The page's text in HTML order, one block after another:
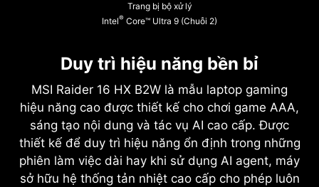
Trang bị bộ xử lý
Intel® Core™ Ultra 9 (Chuỗi 2)
Duy trì hiệu năng bền bỉ
MSI Raider 16 HX B2W là mẫu laptop gaming
hiệu năng cao được thiết kế cho chơi game AAA,
sáng tạo nội dung và tác vụ AI cao cấp. Được
thiết kế để duy trì hiệu năng ổn định trong những
phiên làm việc dài hay khi sử dụng AI agent, máy
sở hữu hệ thống tản nhiệt cao cấp cho phép luôn